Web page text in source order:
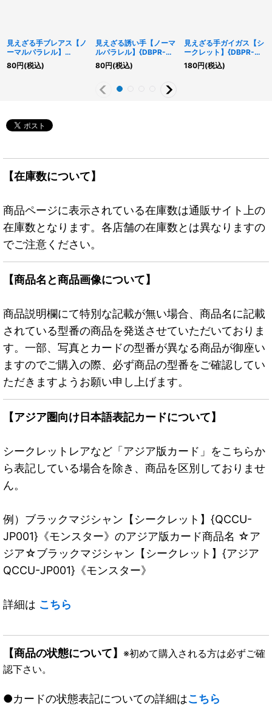
見えざる手ブレアス【ノ
ーマルパラレル】
{DBPR-JP005}《モン
スター》
80円(税込)
見えざる誘い手【ノーマ
ルパラレル】{DBPR-
JP010}《罠》
80円(税込)
見えざる手ガイガス【シ
ークレット】{DBPR-
JP004}《モンスター》
180円(税込)
【在庫数について】
商品ページに表示されている在庫数は通販サイト上の
在庫数となります。各店舗の在庫数とは異なりますの
でご注意ください。
【商品名と商品画像について】
商品説明欄にて特別な記載が無い場合、商品名に記載
されている型番の商品を発送させていただいておりま
す。一部、写真とカードの型番が異なる商品が御座い
ますのでご購入の際、必ず商品の型番をご確認してい
ただきますようお願い申し上げます。
【アジア圏向け日本語表記カードについて】
シークレットレアなど「アジア版カード」をこちらか
ら表記している場合を除き、商品を区別しておりませ
ん。
例）ブラックマジシャン【シークレット】{QCCU-
JP001}《モンスター》のアジア版カード商品名 ☆ア
ジア☆ブラックマジシャン【シークレット】{アジア
QCCU-JP001}《モンスター》
詳細は こちら
【商品の状態について】 ※初めて購入される方は必ずご確
認下さい。
●カードの状態表記についての詳細はこちら